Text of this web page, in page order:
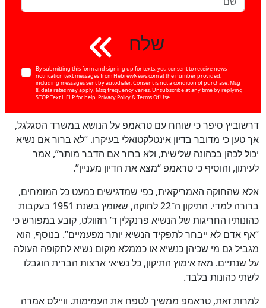
שלח
By submitting this form and signing up for texts, you consent to receive news
notification text messages from HebrewNews.com at the number provided,
including messages sent by autodialer. Consent is not a condition of purchase. Msg
& data rates may apply. Msg frequency varies. Unsubscribe at any time by replying
STOP. Text HELP for help.Privacy Policy&Terms Of Use
דרשוביץ סיפר כי שוחח עם טראמפ על הנושא במשרד הסגלגל,
אך טען כי מדובר בדיון אינטלקטואלי בעיקרו. “לא ברור אם נשיא
יכול לכהן בכהונה שלישית, ולא ברור אם הדבר מותר”, אמר
לעיתון, והוסיף כי טראמפ “מצא את הדיון מעניין”.
אלא שהחוקה האמריקאית, כפי שמדגישים כמעט כל המומחים,
ברורה למדי. התיקון ה־22 לחוקה, שאומץ בשנת 1951 בעקבות
כהונותיו החריגות של הנשיא פרנקלין ד’ רוזוולט, קובע במפורש כי
“אף אדם לא ייבחר לתפקיד הנשיא יותר מפעמיים”. בנוסף, הוא
מגביל גם מי שכיהן כנשיא או כממלא מקום נשיא לתקופה העולה
על שנתיים. מאז אימוץ התיקון, כל נשיאי ארצות הברית הוגבלו
לשתי כהונות בלבד.
למרות זאת, טראמפ ממשיך לטפח את העמימות. וויילס אמרה
100%כן